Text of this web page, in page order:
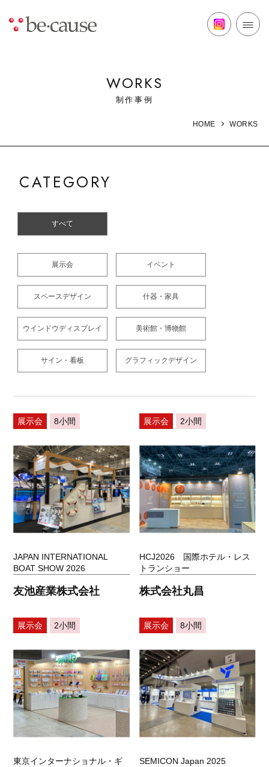
WORKS
制作事例
HOME WORKS
CATEGORY
すべて
展示会 イベント
スペースデザイン 什器・家具
ウインドウディスプレイ 美術館・博物館
サイン・看板 グラフィックデザイン
展示会 8小間
JAPAN INTERNATIONAL
BOAT SHOW 2026
友池産業株式会社
展示会 2小間
HCJ2026 国際ホテル・レス
トランショー
株式会社丸昌
展示会 2小間
東京インターナショナル・ギ
展示会 8小間
SEMICON Japan 2025